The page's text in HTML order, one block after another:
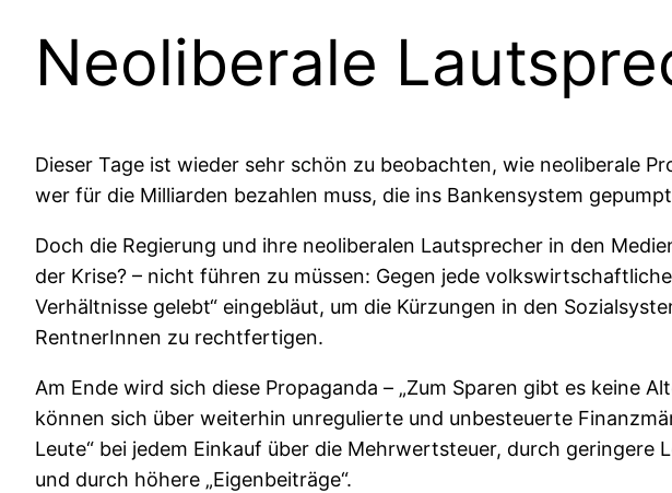
Neoliberale
Dieser Tage ist wieder sehr schön zu beobachten, wie neoliberale
wer für die Milliarden bezahlen muss, die ins Bankensystem
Doch die Regierung und ihre neoliberalen Lautsprecher in den
der Krise? – nicht führen zu müssen: Gegen jede
Verhältnisse gelebt“ eingebläut, um die Kürzungen in den
RentnerInnen zu rechtfertigen.
Am Ende wird sich diese Propaganda – „Zum Sparen gibt es keine
können sich über weiterhin unregulierte und unbesteuerte
Leute“ bei jedem Einkauf über die Mehrwertsteuer, durch
und durch höhere „Eigenbeiträge“.